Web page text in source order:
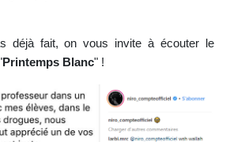
déjà fait, on vous invite à écouter le
Printemps Blanc" !